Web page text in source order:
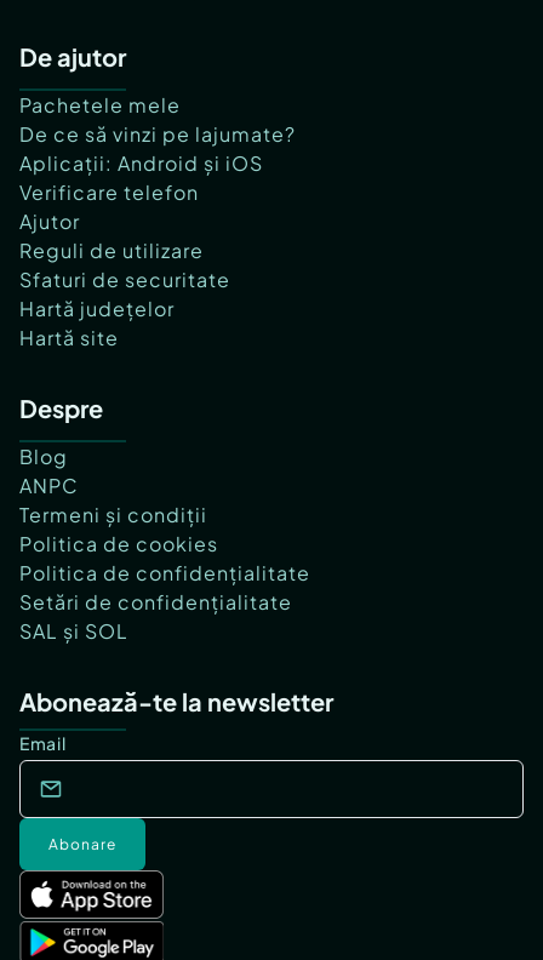
De ajutor
Pachetele mele
De ce să vinzi pe lajumate?
Aplicații: Android și iOS
Verificare telefon
Ajutor
Reguli de utilizare
Sfaturi de securitate
Hartă județelor
Hartă site
Despre
Blog
ANPC
Termeni și condiții
Politica de cookies
Politica de confidențialitate
Setări de confidențialitate
SAL și SOL
Abonează-te la newsletter
Email
Abonare